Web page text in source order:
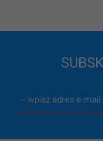
-- wpisz adres e-mail